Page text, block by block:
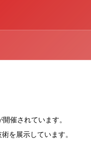
催されています。
を展示しています。